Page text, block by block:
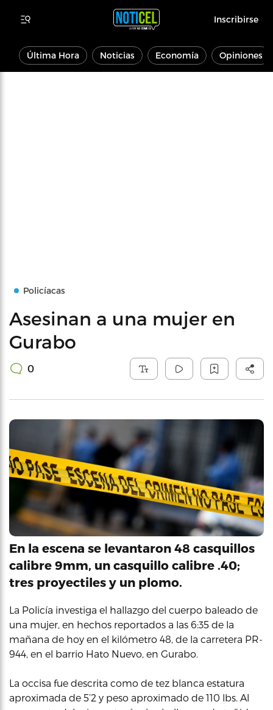
Inscribirse
Última Hora Noticias Economía Opiniones
Policíacas
Asesinan a una mujer en
Gurabo
0
En la escena se levantaron 48 casquillos
calibre 9mm, un casquillo calibre .40;
tres proyectiles y un plomo.
La Policía investiga el hallazgo del cuerpo baleado de
una mujer, en hechos reportados a las 6:35 de la
mañana de hoy en el kilómetro 48, de la carretera PR-
944, en el barrio Hato Nuevo, en Gurabo.
La occisa fue descrita como de tez blanca estatura
aproximada de 5’2 y peso aproximado de 110 lbs. Al